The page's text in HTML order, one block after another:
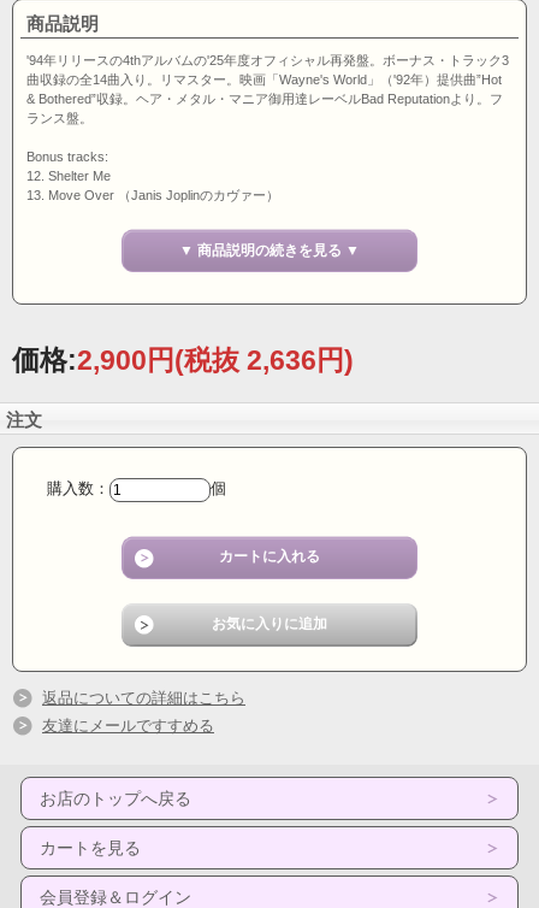
商品説明
'94年リリースの4thアルバムの'25年度オフィシャル再発盤。ボーナス・トラック3
曲収録の全14曲入り。リマスター。映画「Wayne's World」（'92年）提供曲”Hot
& Bothered”収録。ヘア・メタル・マニア御用達レーベルBad Reputationより。フ
ランス盤。
Bonus tracks:
12. Shelter Me
13. Move Over （Janis Joplinのカヴァー）
▼ 商品説明の続きを見る ▼
価格:2,900円(税抜 2,636円)
注文
購入数： 個
返品についての詳細はこちら
友達にメールですすめる
お店のトップへ戻る
カートを見る
会員登録＆ログイン